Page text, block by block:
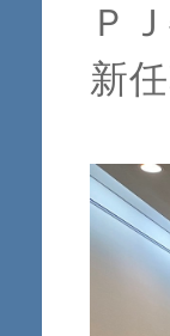
Ｐ
新